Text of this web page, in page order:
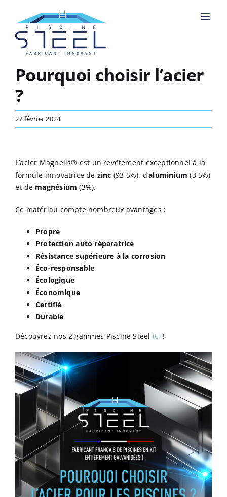
contenu
Pourquoi choisir l’acier
?
27 février 2024
L’acier Magnelis® est un revêtement exceptionnel à la
formule innovatrice de zinc (93,5%), d’aluminium(3,5%)
et de magnésium (3%).
Ce matériau compte nombreux avantages :
Propre
Protection auto réparatrice
Résistance supérieure à la corrosion
Éco-responsable
Écologique
Économique
Certifié
Durable
Découvrez nos 2 gammes Piscine Steel ici !